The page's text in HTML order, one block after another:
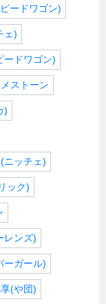
ードワゴン)
ェ)
ードワゴン)
ストーン
)
ニッチェ)
ック)
レンズ)
ーガール)
(や団)